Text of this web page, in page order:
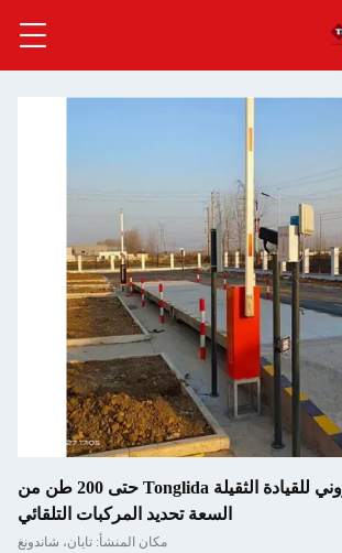
الوزن الإلكتروني للقيادة الثقيلة Tonglida حتى 200 طن من
السعة تحديد المركبات التلقائي
مكان المنشأ: تايان، شاندونغ